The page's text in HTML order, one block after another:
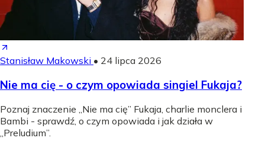
Stanisław Makowski • 24 lipca 2026
Nie ma cię - o czym opowiada singiel Fukaja?
Poznaj znaczenie „Nie ma cię” Fukaja, charlie monclera i
Bambi - sprawdź, o czym opowiada i jak działa w
„Preludium”.